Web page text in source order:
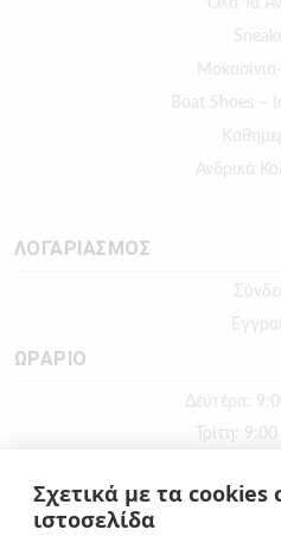
Όλα Τα
Boat Shoes –
Ανδρικά
ΛΟΓΑΡΙΑΣΜΟΣ
ΩΡΑΡΙΟ
Δευτέρα:
Τρίτη:
Πέμπτη:
Σχετικά με τα cookies
ιστοσελίδα